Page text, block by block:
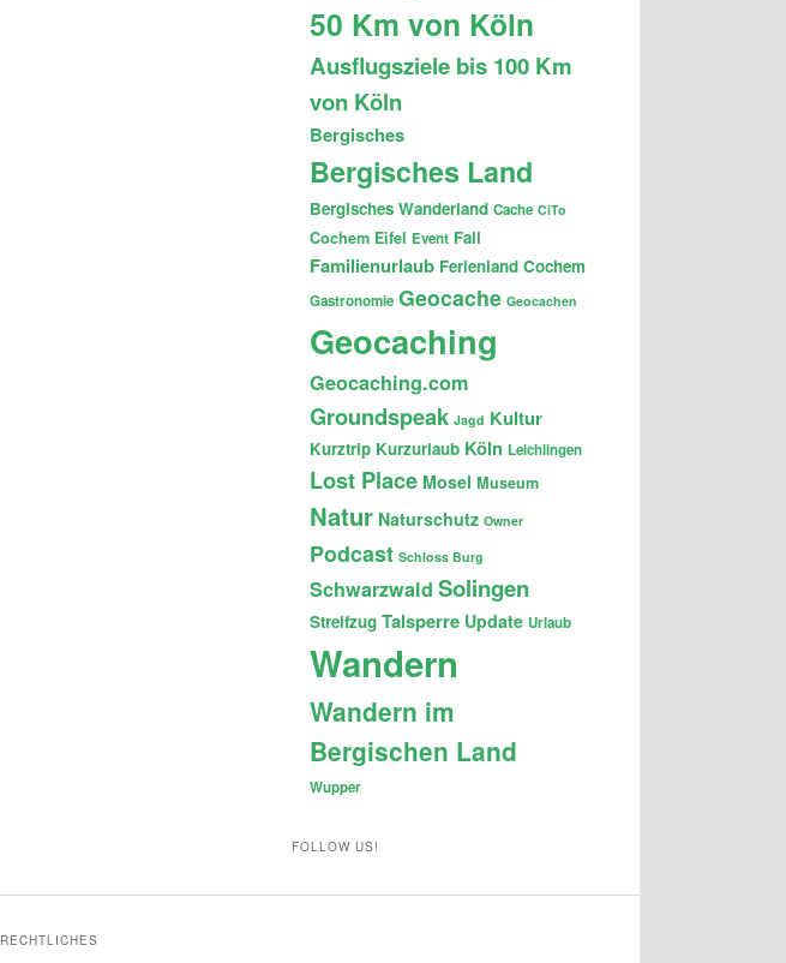
50 Km von Köln
Ausflugsziele bis 100 Km
von Köln
Bergisches
Bergisches Land
Bergisches Wanderland Cache CiTo
Cochem Eifel Event Fail
Familienurlaub Ferienland Cochem
Gastronomie Geocache Geocachen
Geocaching
Geocaching.com
Groundspeak Jagd Kultur
Kurztrip Kurzurlaub Köln Leichlingen
Lost Place Mosel Museum
Natur Naturschutz Owner
Podcast Schloss Burg
Schwarzwald Solingen
Streifzug Talsperre Update Urlaub
Wandern
Wandern im
Bergischen Land
Wupper
FOLLOW US!
RECHTLICHES